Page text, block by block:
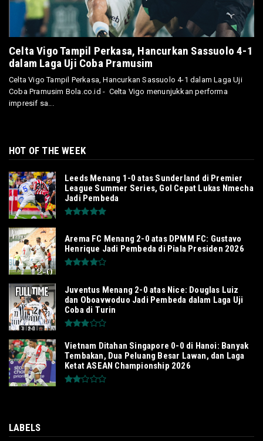
Celta Vigo Tampil Perkasa, Hancurkan Sassuolo 4-1
dalam Laga Uji Coba Pramusim
Celta Vigo Tampil Perkasa, Hancurkan Sassuolo 4-1 dalam Laga Uji
Coba Pramusim Bola.co.id - Celta Vigo menunjukkan performa
impresif sa...
HOT OF THE WEEK
Leeds Menang 1-0 atas Sunderland di Premier
League Summer Series, Gol Cepat Lukas Nmecha
Jadi Pembeda
Arema FC Menang 2-0 atas DPMM FC: Gustavo
Henrique Jadi Pembeda di Piala Presiden 2026
Juventus Menang 2-0 atas Nice: Douglas Luiz
dan Oboavwoduo Jadi Pembeda dalam Laga Uji
Coba di Turin
Vietnam Ditahan Singapore 0-0 di Hanoi: Banyak
Tembakan, Dua Peluang Besar Lawan, dan Laga
Ketat ASEAN Championship 2026
LABELS